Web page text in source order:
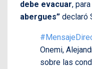
debe evacuar,
abergues” declaró
Onemi,
sobre las